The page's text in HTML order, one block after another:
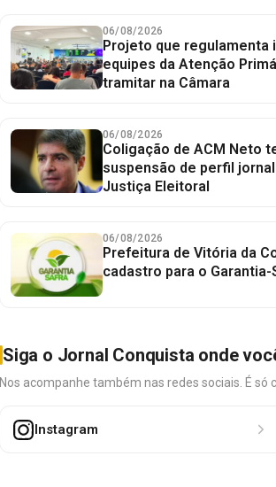
06/08/2026
Projeto que regulamenta
equipes da Atenção
tramitar na Câmara
06/08/2026
Coligação de ACM Neto
suspensão de perfil
Justiça Eleitoral
06/08/2026
Prefeitura de Vitória da
cadastro para o
Siga o Jornal Conquista onde
Nos acompanhe também nas redes sociais. É só
Instagram